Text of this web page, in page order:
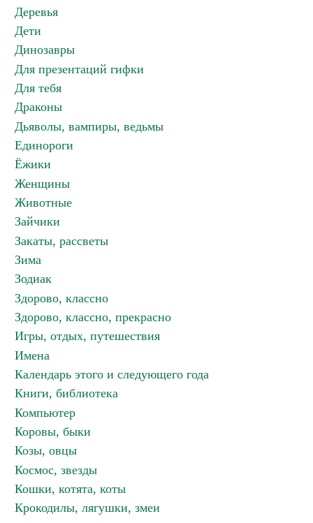
Деревья
Дети
Динозавры
Для презентаций гифки
Для тебя
Драконы
Дьяволы, вампиры, ведьмы
Единороги
Ёжики
Женщины
Животные
Зайчики
Закаты, рассветы
Зима
Зодиак
Здорово, классно
Здорово, классно, прекрасно
Игры, отдых, путешествия
Имена
Календарь этого и следующего года
Книги, библиотека
Компьютер
Коровы, быки
Козы, овцы
Космос, звезды
Кошки, котята, коты
Крокодилы, лягушки, змеи